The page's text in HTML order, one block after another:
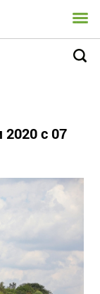
с 07